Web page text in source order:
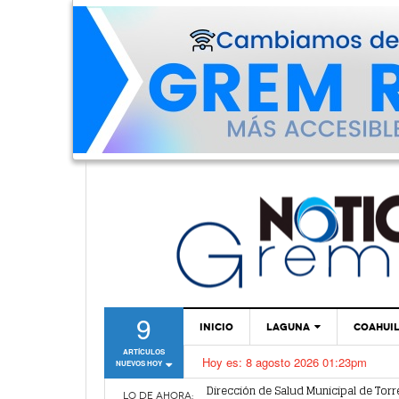
9
ARTÍCULOS
NUEVOS HOY
INICIO LAGUNA
TORREÓN
GÓMEZ PALACIO
Hoy es: 8 agosto 2026 01:23pm
LO DE AHORA:
Dirección de Salud Municipal de